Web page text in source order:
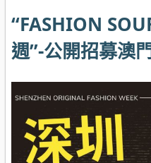
“FASHION
週”-公開招募澳